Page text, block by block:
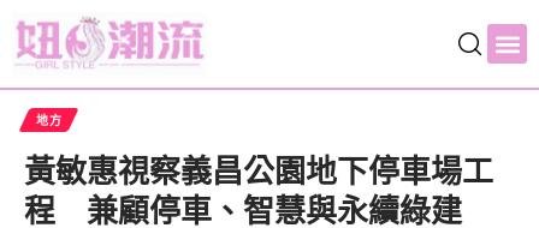
地方
黃敏惠視察義昌公園地下停車場工
程 兼顧停車、智慧與永續綠建